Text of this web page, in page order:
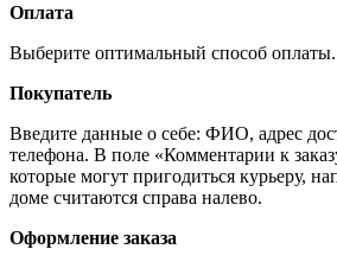
Оплата
Выберите оптимальный способ оплаты.
Покупатель
Введите данные о себе: ФИО, адрес
телефона. В поле «Комментарии к
которые могут пригодиться курьеру,
доме считаются справа налево.
Оформление заказа